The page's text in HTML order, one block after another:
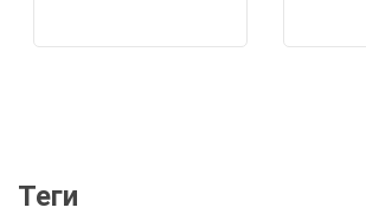
Теги